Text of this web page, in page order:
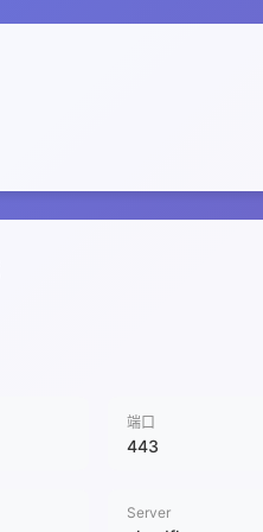
端口
443
Server